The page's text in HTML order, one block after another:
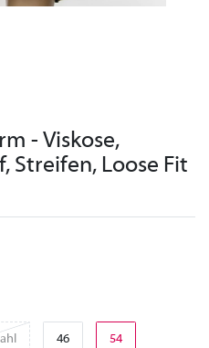
- Viskose,
Streifen, Loose Fit
46 54